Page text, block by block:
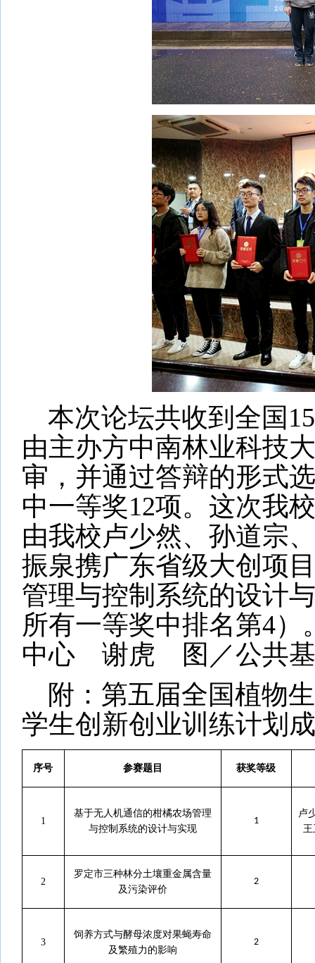
本次论坛共收到全国
由主办方中南林业科技
审，并通过答辩的形式
中一等奖12项。这次我
由我校卢少然、孙道宗
振泉携广东省级大创项
管理与控制系统的设计
所有一等奖中排名第4
中心
谢虎
图／公共
附：第五届全国植物
学生创新创业训练计划
序号 参赛题目 获奖等级
1
基于无人机通信的柑橘农场管理
与控制系统的设计与实现
1
卢
王
2
罗定市三种林分土壤重金属含量
及污染评价
2
3
饲养方式与酵母浓度对果蝇寿命
及繁殖力的影响
2